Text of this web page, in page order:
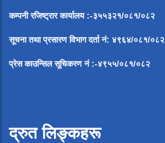
कम्पनी रजिष्ट्रार कार्यालय :-३५५३२१/०८१/०८२
सूचना तथा प्रसारण विभाग दर्ता नं: ४९६४/०८१/०८२
प्रेस काउन्सिल सूचिकरण नं:-४९५५/०८१/०८२
द्रुत लिङ्कहरू